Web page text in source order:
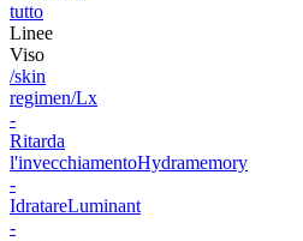
tutto
Linee
Viso
/skin
regimen/Lx
-
Ritarda
l'invecchiamentoHydramemory
-
IdratareLuminant
-